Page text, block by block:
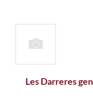
Les Darreres